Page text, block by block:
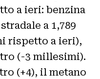
a ieri: benzina
a 1,789
rispetto a ieri),
(-3 millesimi).
(+4), il metano